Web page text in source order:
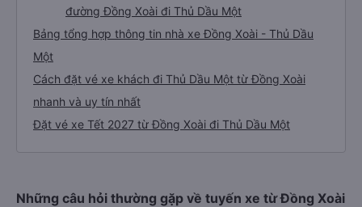
đường Đồng Xoài đi Thủ Dầu Một
Bảng tổng hợp thông tin nhà xe Đồng Xoài - Thủ Dầu
Một
Cách đặt vé xe khách đi Thủ Dầu Một từ Đồng Xoài
nhanh và uy tín nhất
Đặt vé xe Tết 2027 từ Đồng Xoài đi Thủ Dầu Một
Những câu hỏi thường gặp về tuyến xe từ Đồng Xoài